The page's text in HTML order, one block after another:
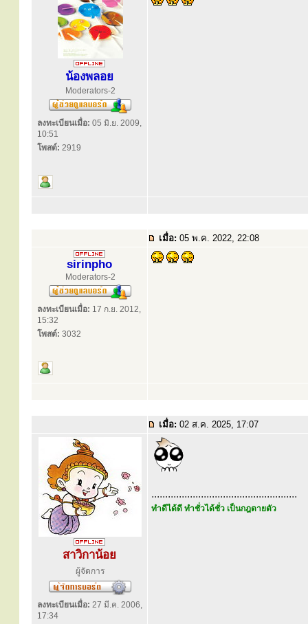
น้องพลอย
Moderators-2
ลงทะเบียนเมื่อ: 05 มิ.ย. 2009,
10:51
โพสต์: 2919
เมื่อ: 05 พ.ค. 2022, 22:08
sirinpho
Moderators-2
ลงทะเบียนเมื่อ: 17 ก.ย. 2012,
15:32
โพสต์: 3032
เมื่อ: 02 ส.ค. 2025, 17:07
สาวิกาน้อย
ผู้จัดการ
ลงทะเบียนเมื่อ: 27 มี.ค. 2006,
17:34
.....................................................
ทำดีได้ดี ทำชั่วได้ชั่ว เป็นกฎตายตัว